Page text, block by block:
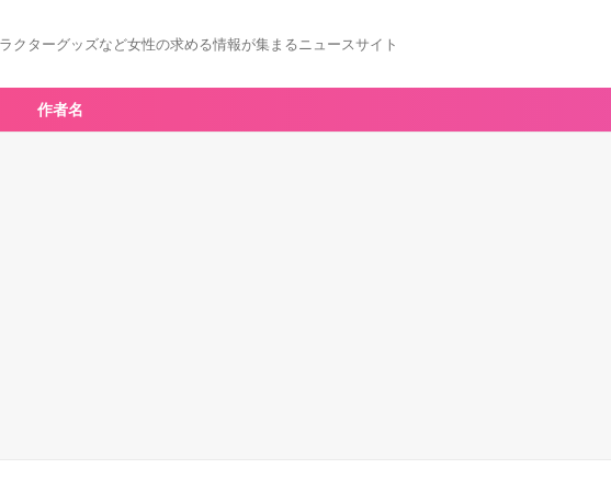
クターグッズなど女性の求める情報が集まるニュースサイト
作者名